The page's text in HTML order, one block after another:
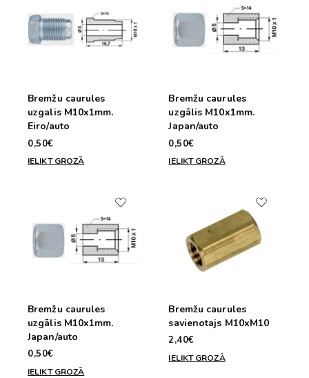
Bremžu caurules
uzgalis M10x1mm.
Eiro/auto
0,50€
IELIKT GROZĀ
Bremžu caurules
uzgālis M10x1mm.
Japan/auto
0,50€
IELIKT GROZĀ
Bremžu caurules
uzgālis M10x1mm.
Japan/auto
0,50€
IELIKT GROZĀ
Bremžu caurules
savienotajs M10xM10
2,40€
IELIKT GROZĀ